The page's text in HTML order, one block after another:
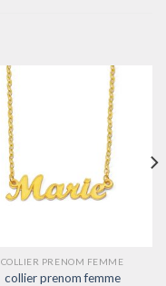
COLLIER PRENOM FEMME
collier prenom femme